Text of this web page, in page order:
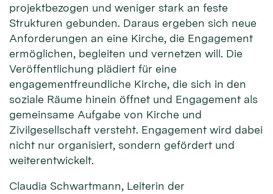
projektbezogen und weniger stark an feste
Strukturen gebunden. Daraus ergeben sich neue
Anforderungen an eine Kirche, die Engagement
ermöglichen, begleiten und vernetzen will. Die
Veröffentlichung plädiert für eine
engagementfreundliche Kirche, die sich in den
soziale Räume hinein öffnet und Engagement als
gemeinsame Aufgabe von Kirche und
Zivilgesellschaft versteht. Engagement wird dabei
nicht nur organisiert, sondern gefördert und
weiterentwickelt.
Claudia Schwartmann, Leiterin der